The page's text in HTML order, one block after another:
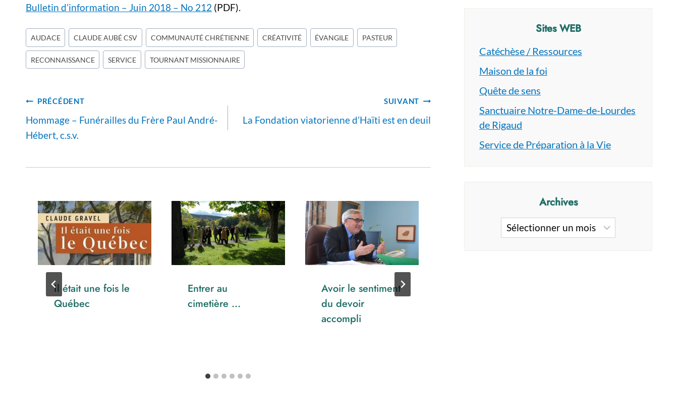
Bulletin d’information – Juin 2018 – No 212 (PDF).
Étiquettes
de
la
AUDACE CLAUDE AUBÉ CSV COMMUNAUTÉ CHRÉTIENNE CRÉATIVITÉ ÉVANGILE PASTEUR
RECONNAISSANCE SERVICE TOURNANT MISSIONNAIRE
Navigation
de
l’article
PRÉCÉDENT
Hommage – Funérailles du Frère Paul André-
Hébert, c.s.v.
SUIVANT
La Fondation viatorienne d’Haïti est en deuil
Il était une fois le
Québec
Entrer au
cimetière …
Avoir le sentiment
du devoir
accompli
Sites WEB
Catéchèse / Ressources
Maison de la foi
Quête de sens
Sanctuaire Notre-Dame-de-Lourdes
de Rigaud
Service de Préparation à la Vie
Archives
Archives